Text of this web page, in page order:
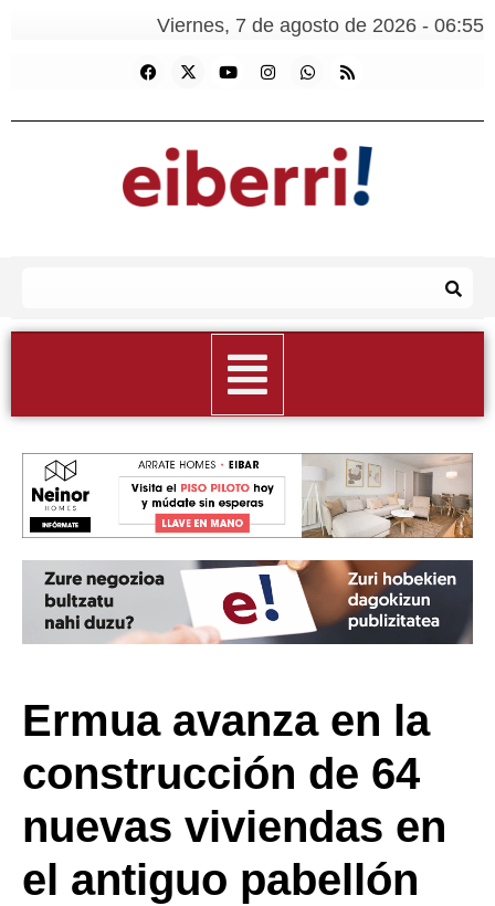
Viernes, 7 de agosto de 2026 - 06:55
Ermua avanza en la
construcción de 64
nuevas viviendas en
el antiguo pabellón